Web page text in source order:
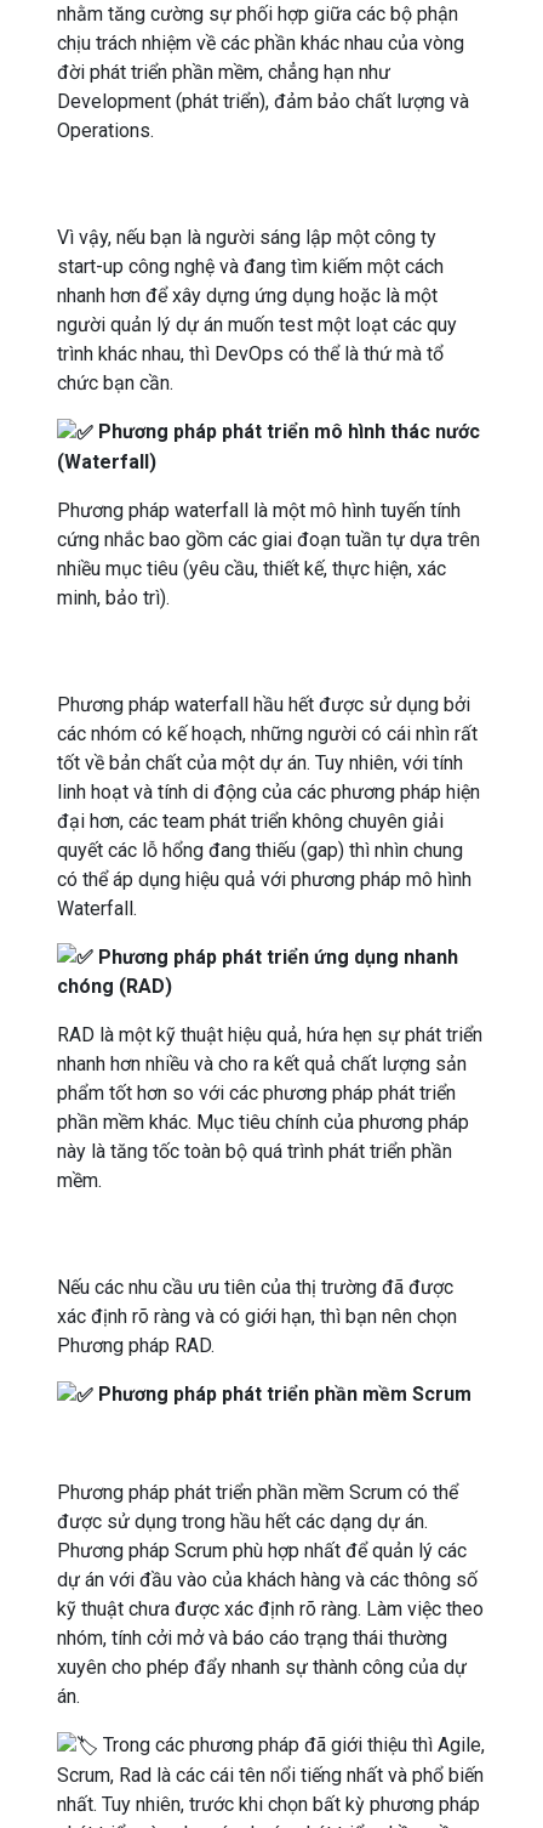
nhằm tăng cường sự phối hợp giữa các bộ phận
chịu trách nhiệm về các phần khác nhau của vòng
đời phát triển phần mềm, chẳng hạn như
Development (phát triển), đảm bảo chất lượng và
Operations.
Vì vậy, nếu bạn là người sáng lập một công ty
start-up công nghệ và đang tìm kiếm một cách
nhanh hơn để xây dựng ứng dụng hoặc là một
người quản lý dự án muốn test một loạt các quy
trình khác nhau, thì DevOps có thể là thứ mà tổ
chức bạn cần.
Phương pháp phát triển mô hình thác nước
(Waterfall)
Phương pháp waterfall là một mô hình tuyến tính
cứng nhắc bao gồm các giai đoạn tuần tự dựa trên
nhiều mục tiêu (yêu cầu, thiết kế, thực hiện, xác
minh, bảo trì).
Phương pháp waterfall hầu hết được sử dụng bởi
các nhóm có kế hoạch, những người có cái nhìn rất
tốt về bản chất của một dự án. Tuy nhiên, với tính
linh hoạt và tính di động của các phương pháp hiện
đại hơn, các team phát triển không chuyên giải
quyết các lỗ hổng đang thiếu (gap) thì nhìn chung
có thể áp dụng hiệu quả với phương pháp mô hình
Waterfall.
Phương pháp phát triển ứng dụng nhanh
chóng (RAD)
RAD là một kỹ thuật hiệu quả, hứa hẹn sự phát triển
nhanh hơn nhiều và cho ra kết quả chất lượng sản
phẩm tốt hơn so với các phương pháp phát triển
phần mềm khác. Mục tiêu chính của phương pháp
này là tăng tốc toàn bộ quá trình phát triển phần
mềm.
Nếu các nhu cầu ưu tiên của thị trường đã được
xác định rõ ràng và có giới hạn, thì bạn nên chọn
Phương pháp RAD.
Phương pháp phát triển phần mềm Scrum
Phương pháp phát triển phần mềm Scrum có thể
được sử dụng trong hầu hết các dạng dự án.
Phương pháp Scrum phù hợp nhất để quản lý các
dự án với đầu vào của khách hàng và các thông số
kỹ thuật chưa được xác định rõ ràng. Làm việc theo
nhóm, tính cởi mở và báo cáo trạng thái thường
xuyên cho phép đẩy nhanh sự thành công của dự
án.
Trong các phương pháp đã giới thiệu thì Agile,
Scrum, Rad là các cái tên nổi tiếng nhất và phổ biến
nhất. Tuy nhiên, trước khi chọn bất kỳ phương pháp